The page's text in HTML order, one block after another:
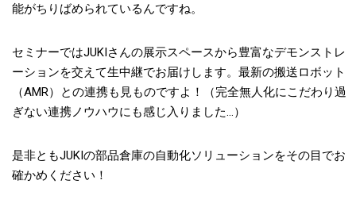
能がちりばめられているんですね。
セミナーではJUKIさんの展示スペースから豊富なデモンストレ
ーションを交えて生中継でお届けします。最新の搬送ロボット
（AMR）との連携も見ものですよ！（完全無人化にこだわり過
ぎない連携ノウハウにも感じ入りました…）
是非ともJUKIの部品倉庫の自動化ソリューションをその目でお
確かめください！